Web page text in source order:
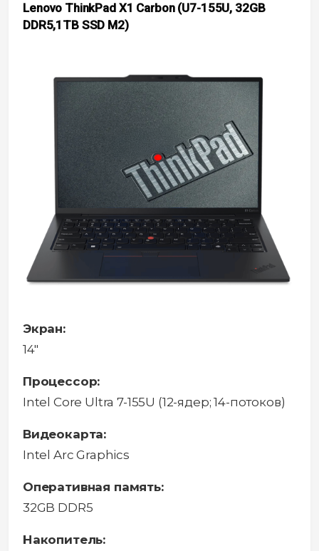
Lenovo ThinkPad X1 Carbon (U7-155U, 32GB
DDR5,1TB SSD M2)
Экран:
14"
Процессор:
Intel Core Ultra 7-155U (12-ядер; 14-потоков)
Видеокарта:
Intel Arc Graphics
Оперативная память:
32GB DDR5
Накопитель: